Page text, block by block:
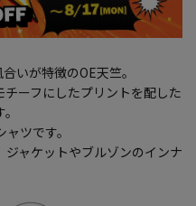
いが特徴のOE天竺。
ーフにしたプリントを配した
ツです。
ャケットやブルゾンのインナ